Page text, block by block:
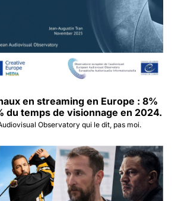
en streaming en Europe : 8%
du temps de visionnage en 2024.
Observatory qui le dit, pas moi.